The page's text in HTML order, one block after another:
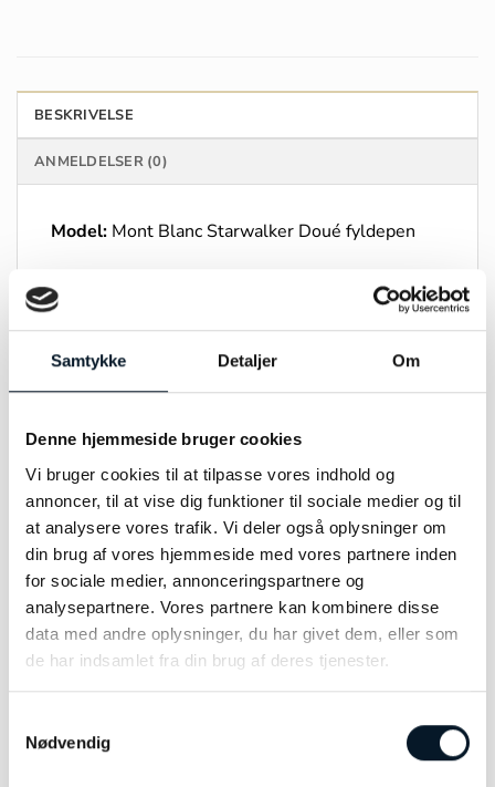
Samtykke Detaljer Om
Denne hjemmeside bruger cookies
Vi bruger cookies til at tilpasse vores indhold og
annoncer, til at vise dig funktioner til sociale medier og til
at analysere vores trafik. Vi deler også oplysninger om
din brug af vores hjemmeside med vores partnere inden
for sociale medier, annonceringspartnere og
analysepartnere. Vores partnere kan kombinere disse
data med andre oplysninger, du har givet dem, eller som
de har indsamlet fra din brug af deres tjenester.
Nødvendig
BESKRIVELSE
ANMELDELSER (0)
Model: Mont Blanc Starwalker Doué fyldepen
Farve: Midnight Black resin – Platin coated
Modelnummer:MB117661
RELATEREDE VARER
-38%